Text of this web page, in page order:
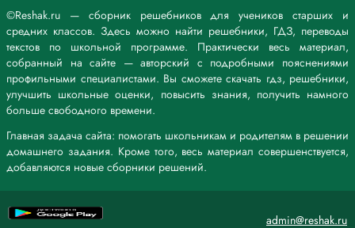
©Reshak.ru — сборник решебников для учеников старших и
средних классов. Здесь можно найти решебники, ГДЗ, переводы
текстов по школьной программе. Практически весь материал,
собранный на сайте — авторский с подробными пояснениями
профильными специалистами. Вы сможете скачать гдз, решебники,
улучшить школьные оценки, повысить знания, получить намного
больше свободного времени.
Главная задача сайта: помогать школьникам и родителям в решении
домашнего задания. Кроме того, весь материал совершенствуется,
добавляются новые сборники решений.
admin@reshak.ru